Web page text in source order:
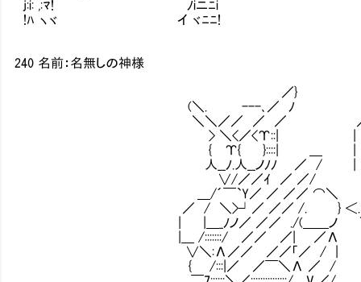
j:i: ,:ﾏ! ﾉiニﾆi
!ﾊ ヽヾ イ ヾﾆﾆ!
240 名前：名無しの神様
／}
(＼. ---､／ ﾉ
＼＼／／ ／ ／ ／￣
> ＼<／<Υ::|
{ Υ{ }::::| ＿ |
人__ﾉ.人__ノﾉﾉ ／ / |
∨/／／ｲ ／ ／/ ･ | あれは
＿/´￣`Y／ ／ ／／ ⌒＼
／ / ＼>┘／ ／／ /. } ＜. | 俺、そ
| |＿_ﾉノ／ ／／ ./(＿＿ノ ＼＿／ い
|＿ /:::::::/ ／／ ／| ／Λ ってレベ
∨＼:Λ／／ ／／「／ / |
{ /:::|／ ／￣＼Λ ／ /